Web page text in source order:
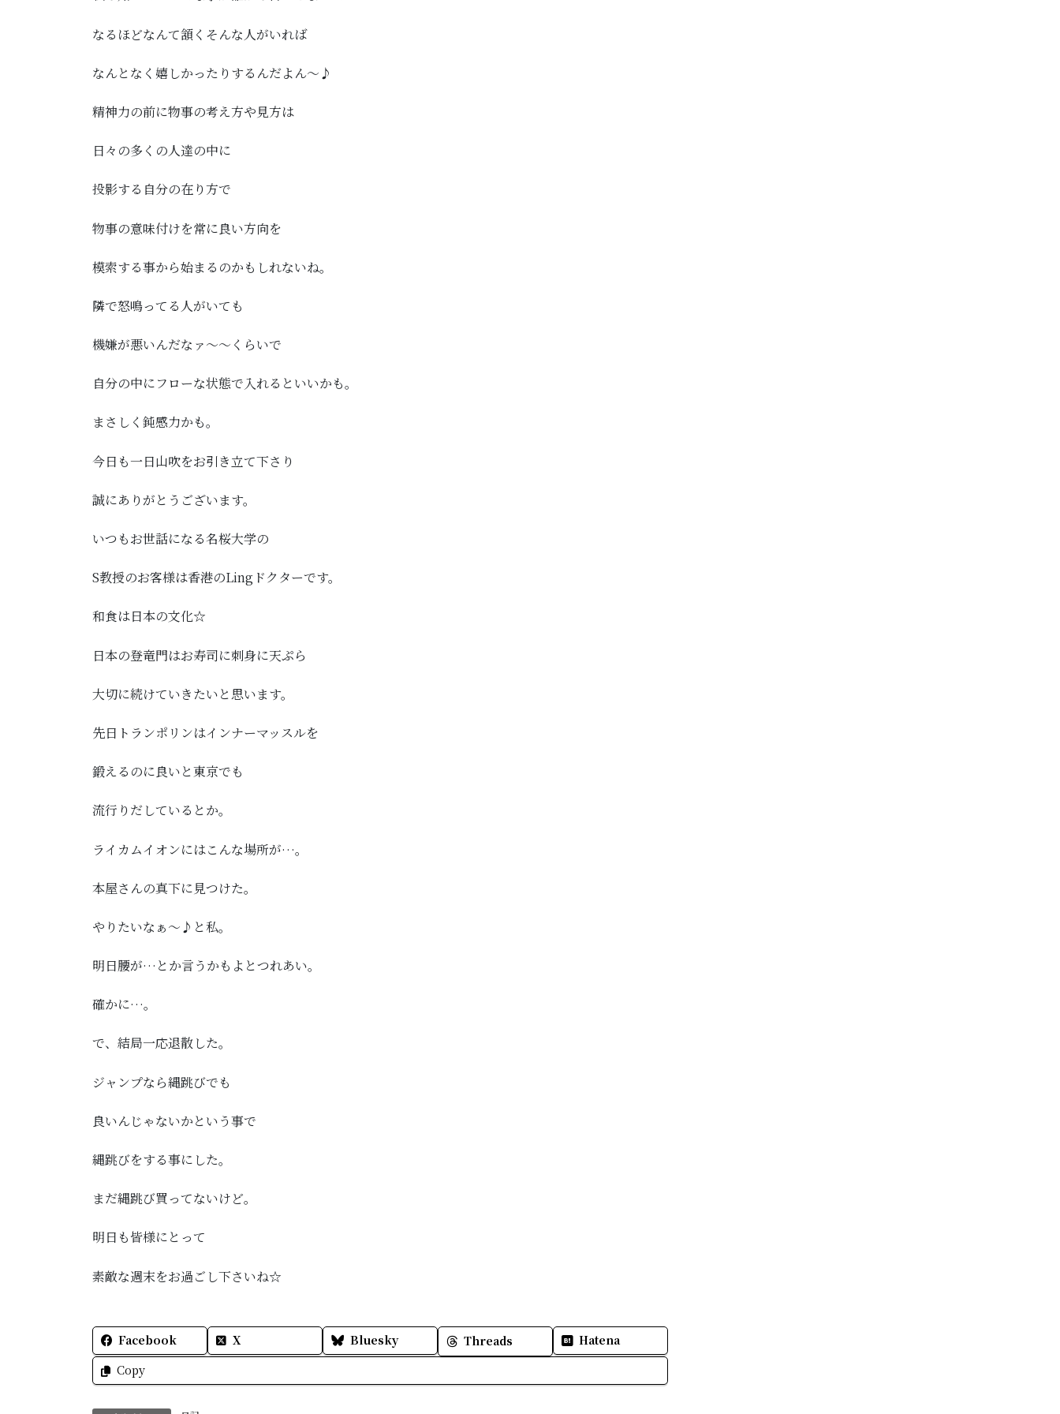
なるほどなんて頷くそんな人がいれば
なんとなく嬉しかったりするんだよん～♪
精神力の前に物事の考え方や見方は
日々の多くの人達の中に
投影する自分の在り方で
物事の意味付けを常に良い方向を
模索する事から始まるのかもしれないね。
隣で怒鳴ってる人がいても
機嫌が悪いんだなァ～～くらいで
自分の中にフローな状態で入れるといいかも。
まさしく鈍感力かも。
今日も一日山吹をお引き立て下さり
誠にありがとうございます。
いつもお世話になる名桜大学の
S教授のお客様は香港のLingドクターです。
和食は日本の文化☆
日本の登竜門はお寿司に刺身に天ぷら
大切に続けていきたいと思います。
先日トランポリンはインナーマッスルを
鍛えるのに良いと東京でも
流行りだしているとか。
ライカムイオンにはこんな場所が…。
本屋さんの真下に見つけた。
やりたいなぁ～♪と私。
明日腰が…とか言うかもよとつれあい。
確かに…。
で、結局一応退散した。
ジャンプなら縄跳びでも
良いんじゃないかという事で
縄跳びをする事にした。
まだ縄跳び買ってないけど。
明日も皆様にとって
素敵な週末をお過ごし下さいね☆
Facebook X Bluesky Threads
Hatena
Copy